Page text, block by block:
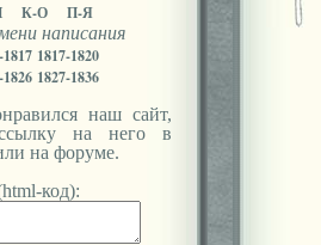
К-О
П-Я
написания
1817 1817-1820
1826 1827-1836
наш сайт,
ссылку на него в
на форуме.
код):